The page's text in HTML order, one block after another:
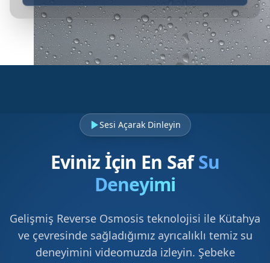
Sesi Açarak Dinleyin
Eviniz İçin En SafSu
Deneyimi
Gelişmiş Reverse Osmosis teknolojisi ile Kütahya
ve çevresinde sağladığımız ayrıcalıklı temiz su
deneyimini videomuzda izleyin. Şebeke